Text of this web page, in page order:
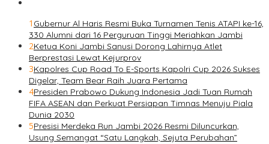
1 Gubernur Al Haris Resmi Buka Turnamen Tenis ATAPI ke-16,
330 Alumni dari 16 Perguruan Tinggi Meriahkan Jambi
2Ketua Koni Jambi Sanusi Dorong Lahirnya Atlet
Berprestasi Lewat Kejurprov
3Kapolres Cup Road To E-Sports Kapolri Cup 2026 Sukses
Digelar, Team Bear Raih Juara Pertama
4Presiden Prabowo Dukung Indonesia Jadi Tuan Rumah
FIFA ASEAN dan Perkuat Persiapan Timnas Menuju Piala
Dunia 2030
5Presisi Merdeka Run Jambi 2026 Resmi Diluncurkan,
Usung Semangat “Satu Langkah, Sejuta Perubahan”